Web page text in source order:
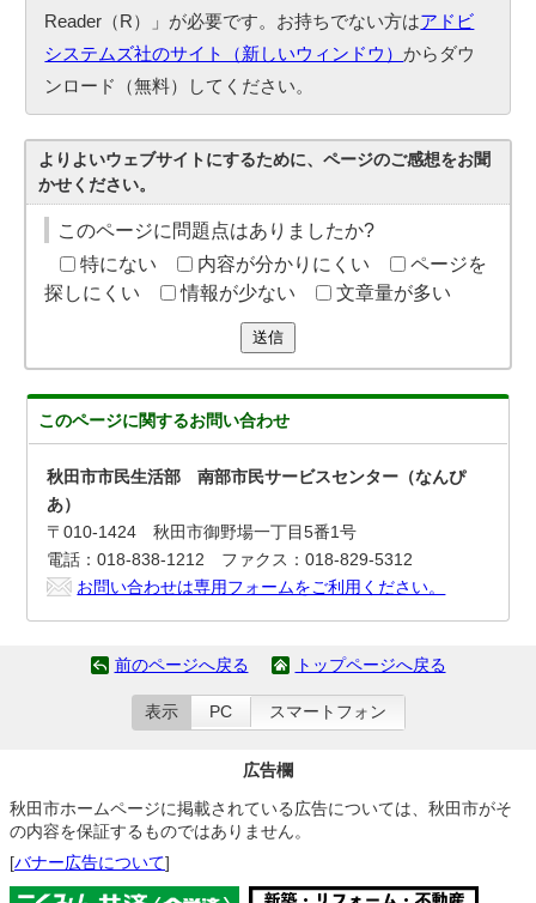
Reader（R）」が必要です。お持ちでない方はアドビ
システムズ社のサイト（新しいウィンドウ）からダウ
ンロード（無料）してください。
よりよいウェブサイトにするために、ページのご感想をお聞
かせください。
このページに問題点はありましたか?
特にない
内容が分かりにくい
ページを
探しにくい
情報が少ない 文章量が多い
送信
このページに関するお問い合わせ
秋田市市民生活部 南部市民サービスセンター（なんぴ
あ）
〒010-1424 秋田市御野場一丁目5番1号
電話：018-838-1212 ファクス：018-829-5312
お問い合わせは専用フォームをご利用ください。
前のページへ戻る トップページへ戻る
表示 PC スマートフォン
広告欄
秋田市ホームページに掲載されている広告については、秋田市がそ
の内容を保証するものではありません。
[バナー広告について]